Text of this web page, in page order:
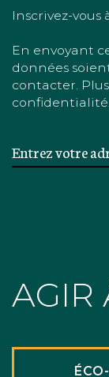
Inscrivez-
En envoyant
données
contacter.
confidentialité.
AGIR